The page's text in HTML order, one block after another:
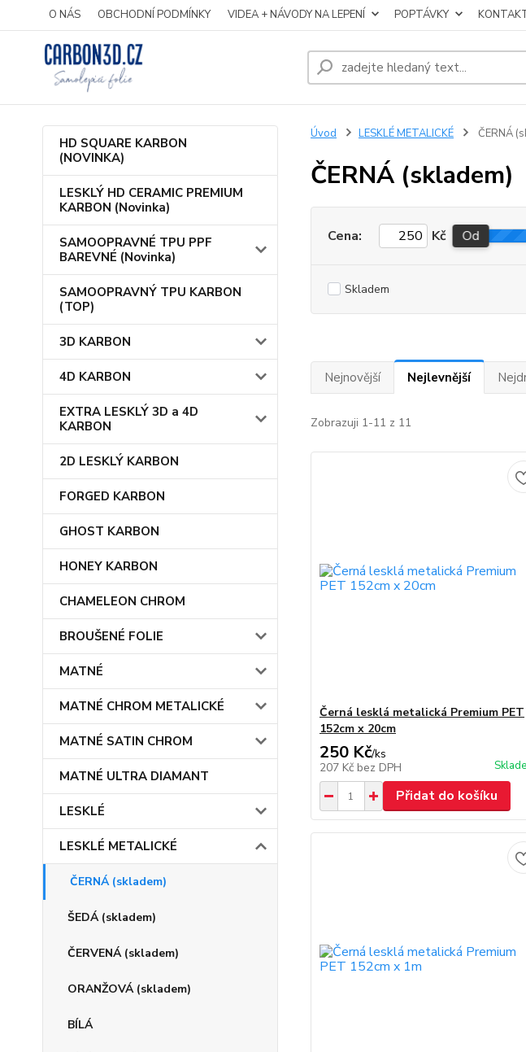
O NÁS OBCHODNÍ PODMÍNKY VIDEA + NÁVODY NA LEPENÍ POPTÁVKY
HD SQUARE KARBON
(NOVINKA)
LESKLÝ HD CERAMIC PREMIUM
KARBON (Novinka)
SAMOOPRAVNÉ TPU PPF
BAREVNÉ (Novinka)
SAMOOPRAVNÝ TPU KARBON
(TOP)
3D KARBON
4D KARBON
EXTRA LESKLÝ 3D a 4D
KARBON
2D LESKLÝ KARBON
FORGED KARBON
GHOST KARBON
HONEY KARBON
CHAMELEON CHROM
BROUŠENÉ FOLIE
MATNÉ
MATNÉ CHROM METALICKÉ
MATNÉ SATIN CHROM
MATNÉ ULTRA DIAMANT
LESKLÉ
LESKLÉ METALICKÉ
ČERNÁ (skladem)
ŠEDÁ (skladem)
ČERVENÁ (skladem)
ORANŽOVÁ (skladem)
BÍLÁ
Úvod LESKLÉ METALICKÉ ČERNÁ
ČERNÁ (skladem)
Cena: Kč Od
Skladem
Nejnovější Nejlevnější
Zobrazuji 1-11 z 11
Černá lesklá metalická Premium PET
152cm x 20cm
250 Kč/ks
207 Kč bez DPH
Přidat do košíku